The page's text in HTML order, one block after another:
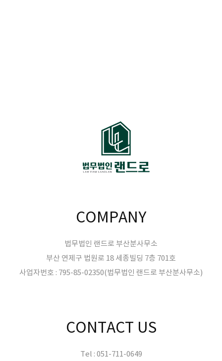
COMPANY
법무법인 랜드로 부산분사무소
부산 연제구 법원로 18 세종빌딩 7층 701호
사업자번호 : 795-85-02350(법무법인 랜드로 부산분사무소)
CONTACT US
Tel : 051-711-0649